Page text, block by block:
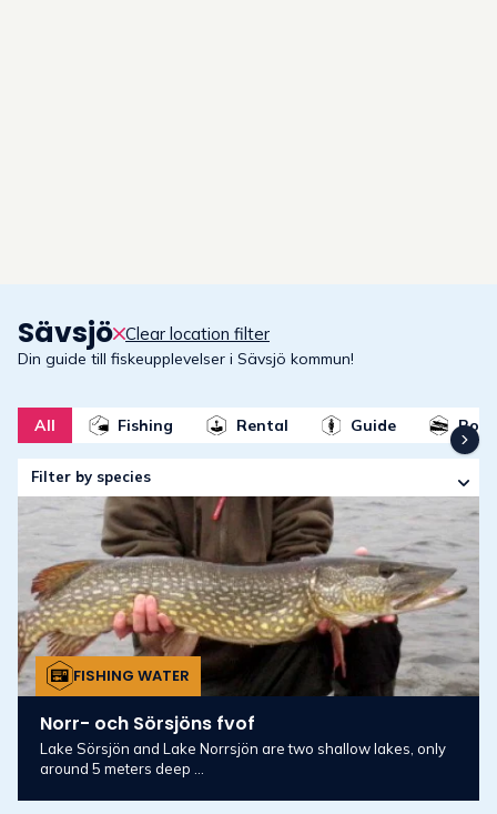
Sävsjö–guide to fishing
Clear location filter
Din guide till fiskeupplevelser i Sävsjö kommun!
All Fishing Rental Guide
Filter by species
FISHING WATER
Norr- och Sörsjöns fvof
Lake Sörsjön and Lake Norrsjön are two shallow lakes, only
around 5 meters deep ...